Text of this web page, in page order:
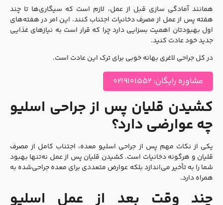
همانند آمادگی سازی قبل از عمل، لازم است که سیگاری‌ها تا چند
هفته پس از عمل از مصرف دخانیات اجتناب کنند. این امر در هفته‌های
اول بهبودتان اهمیت بسزایی دارد چرا که قرار است به نیازهای غذایی
جدید خود عادت کنید.
در کل جراحی لاغری بهانه خوبی برای ترک این عادت است.
مشاوره رایگان: ۰۲۱۹۱۰۱۵۵۲
کشیدن قلیان پس از جراحی اسلیو
چه عوارضی دارد؟
یکی از نکات مهم پس از جراحی اسلیو معده، اجتناب کامل از مصرف
قلیان و هرگونه دخانیات است. کشیدن قلیان پس از عمل نه‌تنها بهبود
شما را به تأخیر می‌اندازد بلکه عوارض متعددی برای معده جراحی‌شده به
همراه دارد.
چند وقت بعد از عمل اسلیو